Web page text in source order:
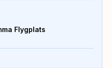
Flygplats